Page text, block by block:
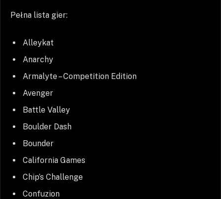
Pełna lista gier:
Alleykat
Anarchy
Armalyte – Competition Edition
Avenger
Battle Valley
Boulder Dash
Bounder
California Games
Chip’s Challenge
Confuzion